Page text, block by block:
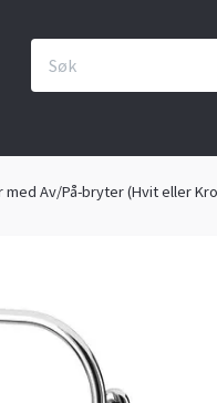
med Av/På-bryter (Hvit eller